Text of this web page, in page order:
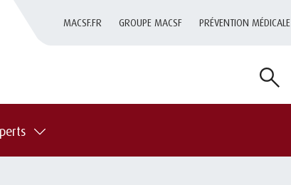
MACSF.FR GROUPE MACSF PRÉVENTION MÉDICALE